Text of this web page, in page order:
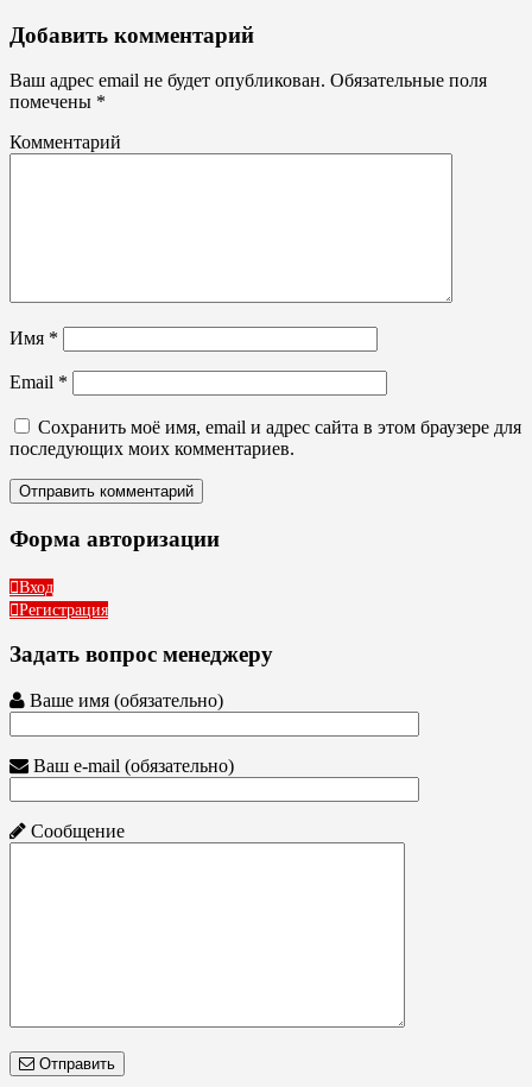
Буквы,
символы
Добавить комментарий
Ваш адрес email не будет опубликован. Обязательные поля
помечены *
Комментарий
Имя *
Email *
Сохранить моё имя, email и адрес сайта в этом браузере для
последующих моих комментариев.
Форма авторизации
Вход
Регистрация
Задать вопрос менеджеру
Ваше имя (обязательно)
Ваш e-mail (обязательно)
Сообщение
Отправить